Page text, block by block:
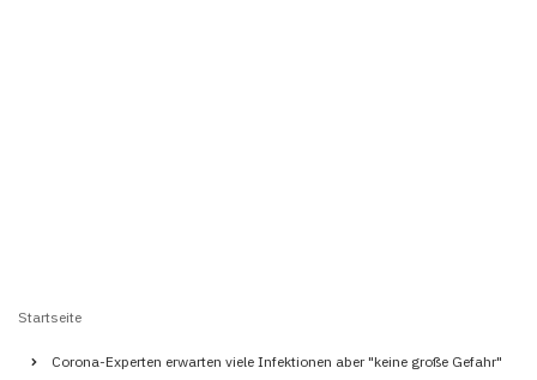
Startseite
Corona-Experten erwarten viele Infektionen aber "keine große Gefahr"